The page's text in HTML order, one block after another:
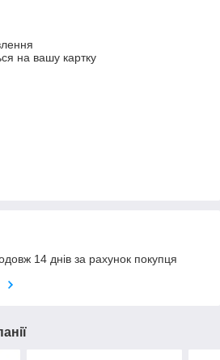
на вашу картку
14 днів за рахунок покупця